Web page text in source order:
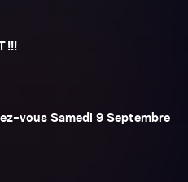
!!!
vous Samedi 9 Septembre